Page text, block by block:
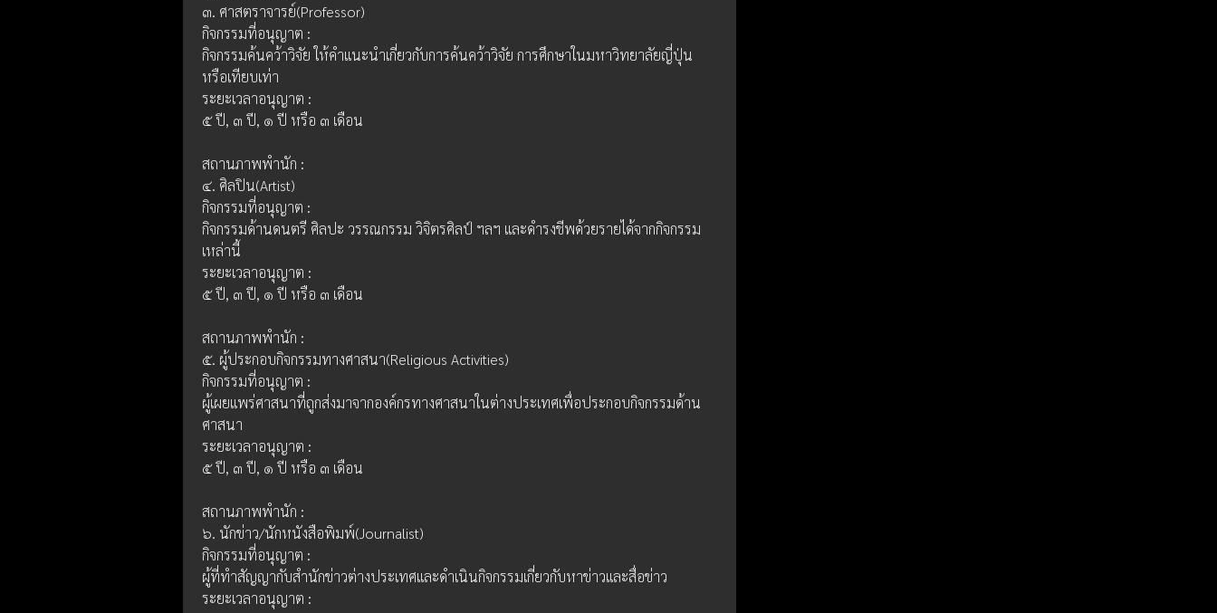
๓. ศาสตราจารย์(Professor)
กิจกรรมที่อนุญาต :
กิจกรรมค้นคว้าวิจัย ให้คำแนะนำเกี่ยวกับการค้นคว้าวิจัย การศึกษาในมหาวิทยาลัยญี่ปุ่น
หรือเทียบเท่า
ระยะเวลาอนุญาต :
๕ ปี, ๓ ปี, ๑ ปี หรือ ๓ เดือน
สถานภาพพำนัก :
๔. ศิลปิน(Artist)
กิจกรรมที่อนุญาต :
กิจกรรมด้านดนตรี ศิลปะ วรรณกรรม วิจิตรศิลป์ ฯลฯ และดำรงชีพด้วยรายได้จากกิจกรรม
เหล่านี้
ระยะเวลาอนุญาต :
๕ ปี, ๓ ปี, ๑ ปี หรือ ๓ เดือน
สถานภาพพำนัก :
๕. ผู้ประกอบกิจกรรมทางศาสนา(Religious Activities)
กิจกรรมที่อนุญาต :
ผู้เผยแพร่ศาสนาที่ถูกส่งมาจากองค์กรทางศาสนาในต่างประเทศเพื่อประกอบกิจกรรมด้าน
ศาสนา
ระยะเวลาอนุญาต :
๕ ปี, ๓ ปี, ๑ ปี หรือ ๓ เดือน
สถานภาพพำนัก :
๖. นักข่าว/นักหนังสือพิมพ์(Journalist)
กิจกรรมที่อนุญาต :
ผู้ที่ทำสัญญากับสำนักข่าวต่างประเทศและดำเนินกิจกรรมเกี่ยวกับหาข่าวและสื่อข่าว
ระยะเวลาอนุญาต :